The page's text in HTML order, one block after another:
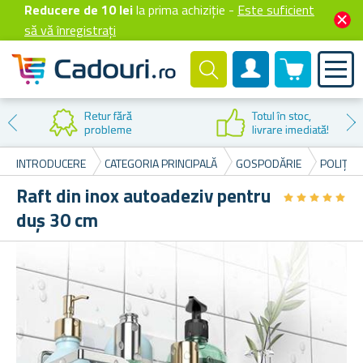
Reducere de 10 leila prima achiziție - Este suficient
să vă înregistrați
Cont client
0 produselor
Retur fără
probleme
Totul în stoc,
livrare imediată!
INTRODUCERE
CATEGORIA PRINCIPALĂ GOSPODĂRIE POLIȚE
Raft din inox autoadeziv pentru
duș 30 cm
★★★★★
★★★★★